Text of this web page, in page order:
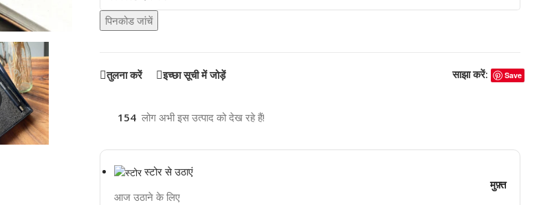
पिनकोड जांचें
तुलना करें इच्छा सूची में जोड़ें साझा करें: Save
154 लोग अभी इस उत्पाद को देख रहे हैं!
स्टोर से उठाएं
आज उठाने के लिए
मुफ़्त